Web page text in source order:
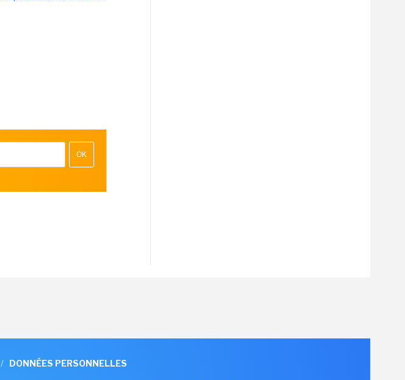
OK
/ DONNÉES PERSONNELLES